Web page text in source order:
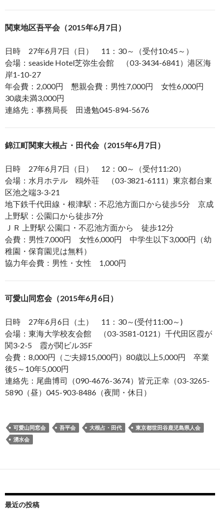
関東地区吾平会（2015年6月7日）
日時 27年6月7日（日） 11：30～（受付10:45～）
会場：seaside Hotel芝弥生会館 （03-3434-6841）港区海
岸1-10-27
年会費：2,000円 懇親会費：男性7,000円 女性6,000円
30歳未満3,000円
連絡先：事務局長 田邊勉045-894-5676
錦江町関東大根占・田代会（2015年6月7日）
日時 27年6月7日（日） 12：00～（受付11:20）
会場：水月ホテル 鴎外荘 （03-3821-6111）東京都台東
区池之端3-3-21
地下鉄千代田線・根津駅：不忍池方面口から徒歩5分 京成
上野駅：公園口から徒歩7分
ＪＲ 上野駅 公園口・不忍池方面から 徒歩12分
会費：男性7,000円 女性6,000円 中学生以下3,000円（幼
稚園・保育園児は無料）
協力年会費：男性・女性 1,000円
可愛山同窓会（2015年6月6日）
日時 27年6月6日（土） 11：30～(受付11:00～)
会場：東海大学校友会館 （03-3581-0121）千代田区霞が
関3-2-5 霞が関ビル35F
会費：8,000円（ご夫婦15,000円）80歳以上5,000円 卒業
後5～10年5,000円
連絡先：尾曲博司（090-4676-3674）皆元正幸（03-3265-
5890（昼）045-903-8486（夜間・休日）
可愛山同窓会 吾平会 大根占・田代
東京都世田谷鹿児島県人会
湧水会
最近の投稿